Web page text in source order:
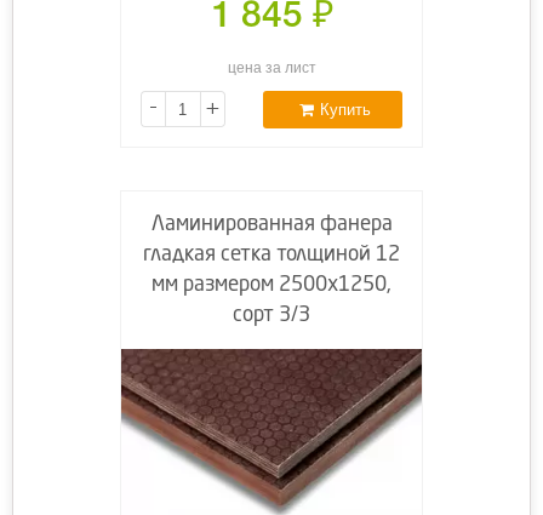
1 845 ₽
цена за лист
- + Купить
Ламинированная фанера
гладкая сетка толщиной 12
мм размером 2500х1250,
сорт 3/3